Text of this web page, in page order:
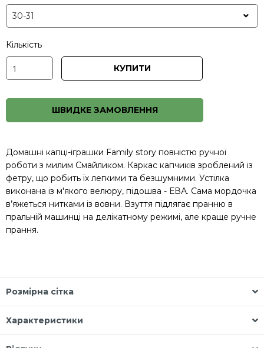
Кількість
КУПИТИ
ШВИДКЕ ЗАМОВЛЕННЯ
Домашні капці-іграшки Family story повністю ручної
роботи з милим Смайликом. Каркас капчиків зроблений із
фетру, що робить їх легкими та безшумними. Устілка
виконана із м'якого велюру, підошва - ЕВА. Сама мордочка
в’яжеться нитками із вовни. Взуття підлягає пранню в
пральній машинці на делікатному режимі, але краще ручне
прання.
Розмірна сітка
Характеристики